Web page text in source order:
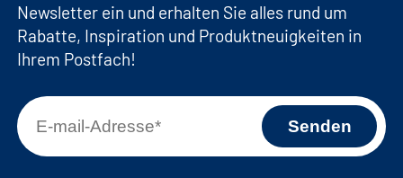
Newsletter ein und erhalten Sie alles rund um
Rabatte, Inspiration und Produktneuigkeiten in
Ihrem Postfach!